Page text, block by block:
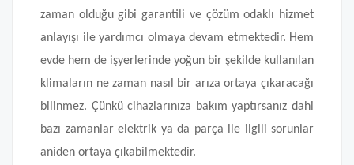
zaman olduğu gibi garantili ve çözüm odaklı hizmet
anlayışı ile yardımcı olmaya devam etmektedir. Hem
evde hem de işyerlerinde yoğun bir şekilde kullanılan
klimaların ne zaman nasıl bir arıza ortaya çıkaracağı
bilinmez. Çünkü cihazlarınıza bakım yaptırsanız dahi
bazı zamanlar elektrik ya da parça ile ilgili sorunlar
aniden ortaya çıkabilmektedir.